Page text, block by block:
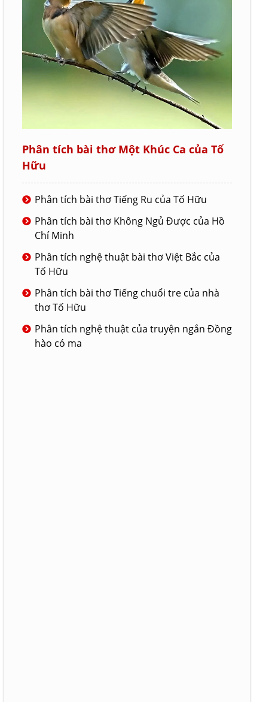
Phân tích bài thơ Một Khúc Ca của Tố
Hữu
Phân tích bài thơ Tiếng Ru của Tố Hữu
Phân tích bài thơ Không Ngủ Được của Hồ
Chí Minh
Phân tích nghệ thuật bài thơ Việt Bắc của
Tố Hữu
Phân tích bài thơ Tiếng chuổi tre của nhà
thơ Tố Hữu
Phân tích nghệ thuật của truyện ngắn Đồng
hào có ma